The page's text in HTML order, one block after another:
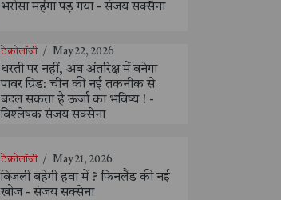
भरोसा महंगा पड़ गया - संजय सक्सैना
टेक्नोलॉजी / May 22, 2026
धरती पर नहीं, अब अंतरिक्ष में बनेगा
पावर ग्रिड: चीन की नई तकनीक से
बदल सकता है ऊर्जा का भविष्य ! -
विश्लेषक संजय सक्सेना
टेक्नोलॉजी / May 21, 2026
बिजली बहेगी हवा में ? फिनलैंड की नई
खोज - संजय सक्सेना